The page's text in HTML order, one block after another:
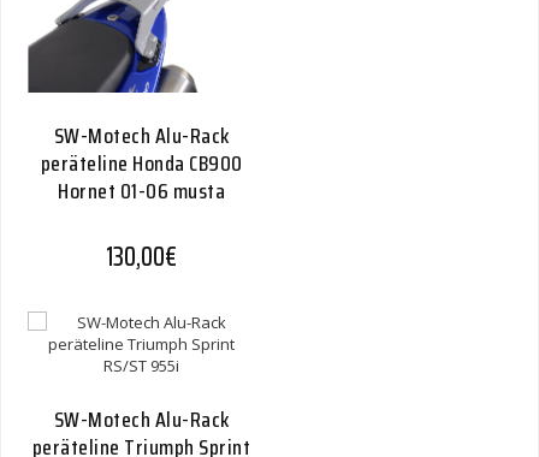
SW-Motech Alu-Rack
peräteline Honda CB900
Hornet 01-06 musta
130,00€
SW-Motech Alu-Rack
peräteline Triumph Sprint